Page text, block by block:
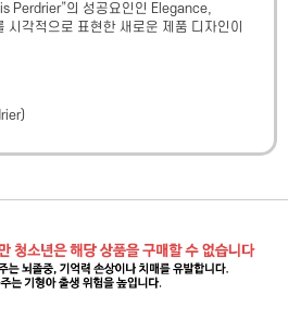
Perdrier”의 성공요인인 Elegance,
시각적으로 표현한 새로운 제품 디자인이
)